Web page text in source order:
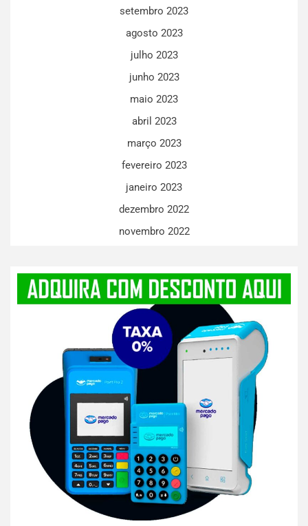
setembro 2023
agosto 2023
julho 2023
junho 2023
maio 2023
abril 2023
março 2023
fevereiro 2023
janeiro 2023
dezembro 2022
novembro 2022